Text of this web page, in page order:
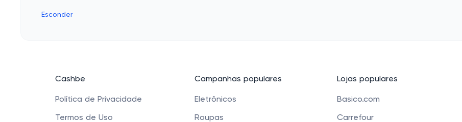
Esconder
Cashbe
Política de Privacidade
Termos de Uso
Campanhas populares
Eletrônicos
Roupas
Lojas populares
Basico.com
Carrefour